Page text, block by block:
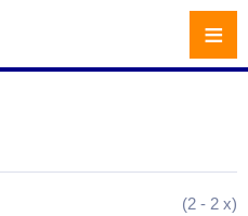
(2 - 2 x)
≡